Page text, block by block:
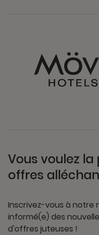
Vous voulez
offres
Inscrivez-vous à notre
informé(e) des
d'offres juteuses !